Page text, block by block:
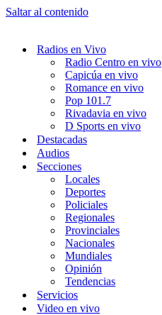
Saltar al contenido
Radios en Vivo
Radio Centro en vivo
Capicúa en vivo
Romance en vivo
Pop 101.7
Rivadavia en vivo
D Sports en vivo
Destacadas
Audios
Secciones
Locales
Deportes
Policiales
Regionales
Provinciales
Nacionales
Mundiales
Opinión
Tendencias
Servicios
Video en vivo